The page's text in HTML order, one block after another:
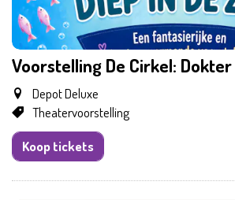
Voorstelling De Cirkel: Dokter
Depot Deluxe
Theatervoorstelling
Koop tickets